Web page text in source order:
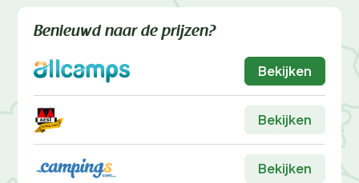
Benieuwd naar de prijzen?
Bekijken
Bekijken
Bekijken